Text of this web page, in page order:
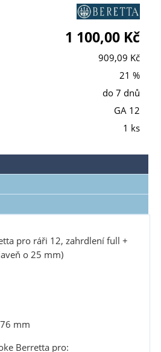
1 100,00 Kč
909,09 Kč
21 %
do 7 dnů
GA 12
1 ks
pro ráři 12, zahrdlení full +
o 25 mm)
mm
Berretta pro: